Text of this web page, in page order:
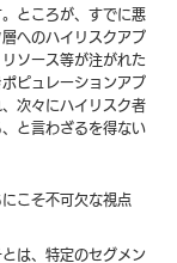
ところが、すでに悪
へのハイリスクアプ
ソース等が注がれた
ピュレーションアプ
次々にハイリスク者
と言わざるを得ない
こそ不可欠な視点
は、特定のセグメン